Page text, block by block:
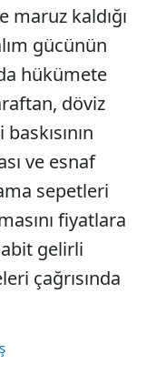
maruz kaldığı
gücünün
hükümete
döviz
ve esnaf
sepetleri
fiyatlara
gelirli
çağrısında